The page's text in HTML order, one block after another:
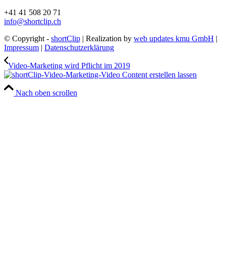
+41 41 508 20 71
info@shortclip.ch
© Copyright - shortClip | Realization by web updates kmu GmbH |
Impressum | Datenschutzerklärung
Video-Marketing wird Pflicht im 2019
Nach oben scrollen